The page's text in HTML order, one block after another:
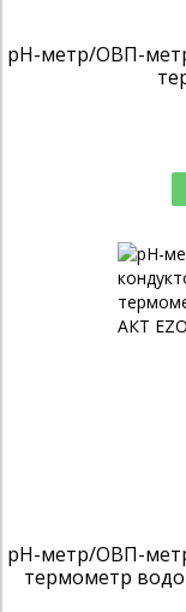
pH-метр/ОВП-
pH-метр/ОВП-
термометр